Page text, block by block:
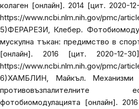
колаген [онлайн]. 2014 [цит. 2020-
https://www.ncbi.nlm.nih.gov/pmc/
5)ФЕРАРЕЗИ, Клебер.
мускулна тъкан: предимство в
[онлайн]. 2016 [цит. 2020-12-
https://www.ncbi.nlm.nih.gov/pmc/
6)ХАМБЛИН, Майкъл.
фотобиомодулацията [онлайн].